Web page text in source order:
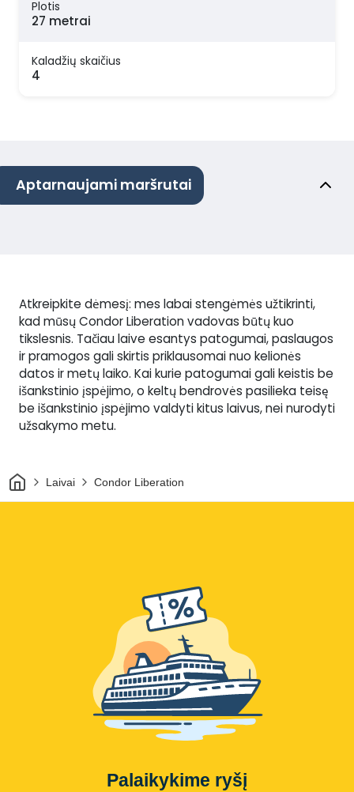
Plotis
27 metrai
Kaladžių skaičius
4
Aptarnaujami maršrutai
Atkreipkite dėmesį: mes labai stengėmės užtikrinti,
kad mūsų Condor Liberation vadovas būtų kuo
tikslesnis. Tačiau laive esantys patogumai, paslaugos
ir pramogos gali skirtis priklausomai nuo kelionės
datos ir metų laiko. Kai kurie patogumai gali keistis be
išankstinio įspėjimo, o keltų bendrovės pasilieka teisę
be išankstinio įspėjimo valdyti kitus laivus, nei nurodyti
užsakymo metu.
PradžiaLaivai Condor Liberation
Palaikykime ryšį